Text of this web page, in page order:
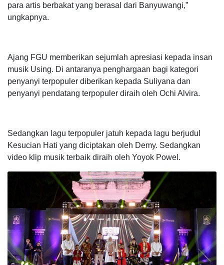
para artis berbakat yang berasal dari Banyuwangi,”
ungkapnya.
Ajang FGU memberikan sejumlah apresiasi kepada insan
musik Using. Di antaranya penghargaan bagi kategori
penyanyi terpopuler diberikan kepada Suliyana dan
penyanyi pendatang terpopuler diraih oleh Ochi Alvira.
Sedangkan lagu terpopuler jatuh kepada lagu berjudul
Kesucian Hati yang diciptakan oleh Demy. Sedangkan
video klip musik terbaik diraih oleh Yoyok Powel.